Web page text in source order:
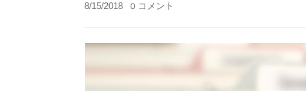
8/15/2018 0 コメント